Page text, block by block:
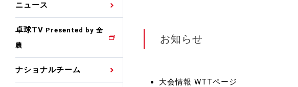
ニュース
特集
お知らせ
卓球TV Presented by 全
農
ナショナルチーム
男子世界ランキング
観戦ガイド
スポーツ栄養カルタ
競技者育成事業
指導者
役員委員
取り組み・活動
競技ウエア広告申請
日本卓球ルールのお問い合
お知らせ
大会情報 WTTページ